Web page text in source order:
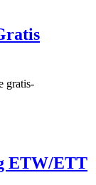
gratis-
ETW/ETT